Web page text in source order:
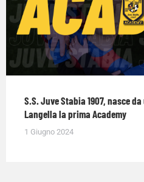
S.S. Juve Stabia 1907, nasce
Langella la prima Academy
1 Giugno 2024